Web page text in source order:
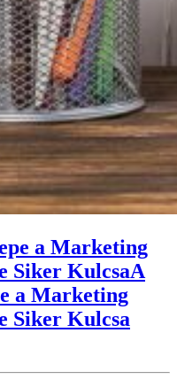
a Marketing
Siker KulcsaA
a Marketing
Siker Kulcsa